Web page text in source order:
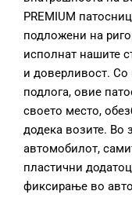
PREMIUM
подложени на
исполнат нашите
и доверливост. Со
подлога, овие
своето место,
додека возите. Во
автомобилот,
пластични
фиксирање во